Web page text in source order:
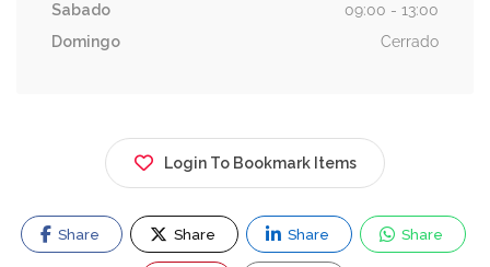
Sabado
09:00 - 13:00
Domingo
Cerrado
Login To Bookmark Items
Share Share Share Share